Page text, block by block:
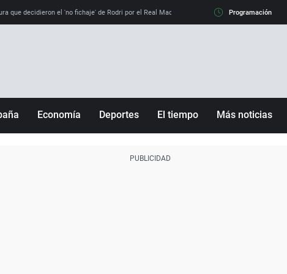
que decidieron el 'no fichaje' de Rodri por el Real Madrid y su 'sí' al Barça La llamada
Programación
Economía Deportes El tiempo Más noticias